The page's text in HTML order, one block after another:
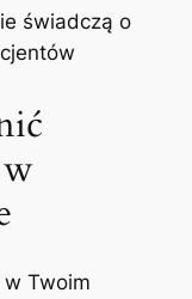
świadczą o
Twoim